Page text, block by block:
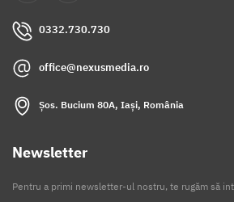
0332.730.730
office@nexusmedia.ro
Șos. Bucium 80A, Iași, România
Newsletter
Pentru a primi newsletter-ul nostru, te rugăm să